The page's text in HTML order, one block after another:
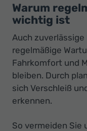
Warum
wichtig ist
Auch
regelmäßige
Fahrkomfort und
bleiben. Durch
sich Verschleiß
erkennen.
So vermeiden Sie